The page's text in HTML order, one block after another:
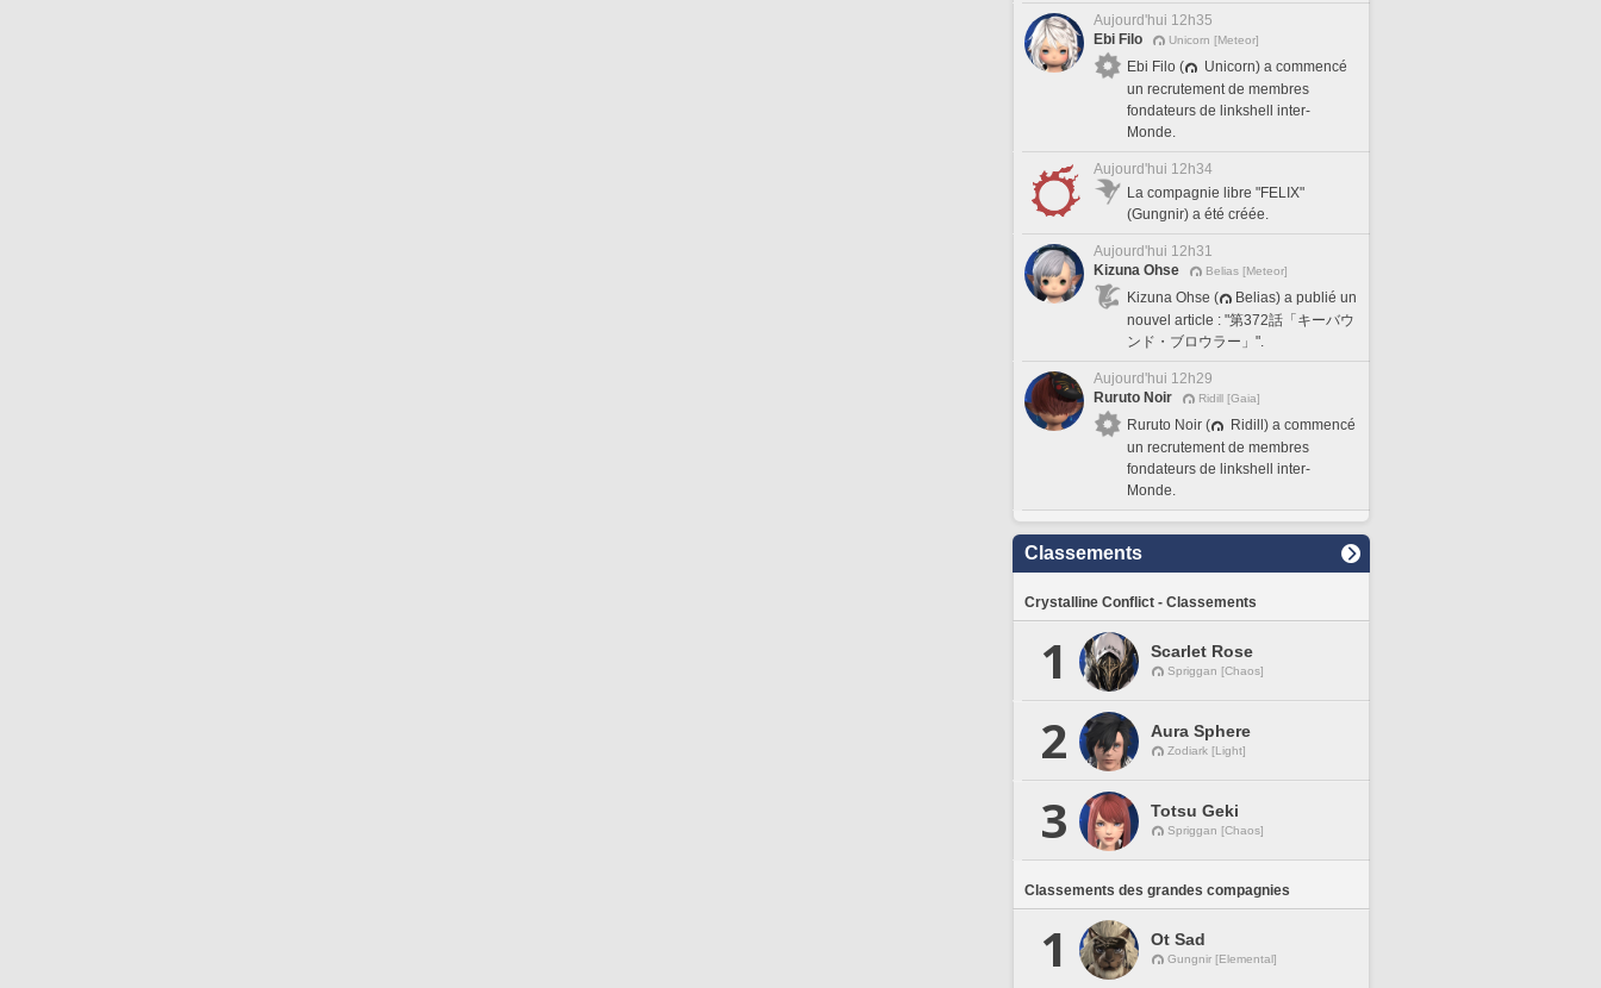
Aujourd'hui 12h35
Ebi Filo
Unicorn [Meteor]
Ebi Filo (
Unicorn) a commencé
un recrutement de membres
fondateurs de linkshell inter-
Monde.
Aujourd'hui 12h34
La compagnie libre "FELIX"
(Gungnir) a été créée.
Aujourd'hui 12h31
Kizuna Ohse
Belias [Meteor]
Kizuna Ohse (
Belias) a publié un
nouvel article : "第372話「キーバウ
ンド・ブロウラー」".
Aujourd'hui 12h29
Ruruto Noir
Ridill [Gaia]
Ruruto Noir (
Ridill) a commencé
un recrutement de membres
fondateurs de linkshell inter-
Monde.
Classements
Crystalline Conflict - Classements
1 Scarlet Rose
Spriggan [Chaos]
2 Aura Sphere
Zodiark [Light]
3 Totsu Geki
Spriggan [Chaos]
Classements des grandes compagnies
1 Ot Sad
Gungnir [Elemental]